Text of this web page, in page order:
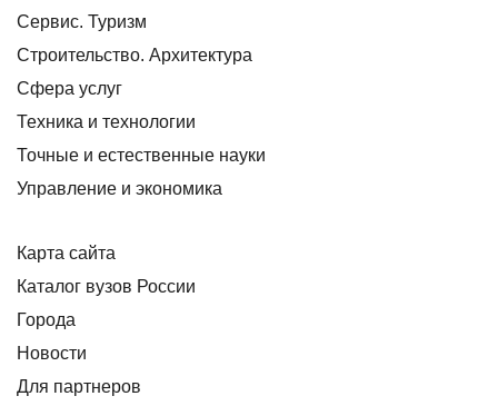
Сервис. Туризм
Строительство. Архитектура
Сфера услуг
Техника и технологии
Точные и естественные науки
Управление и экономика
Карта сайта
Каталог вузов России
Города
Новости
Для партнеров